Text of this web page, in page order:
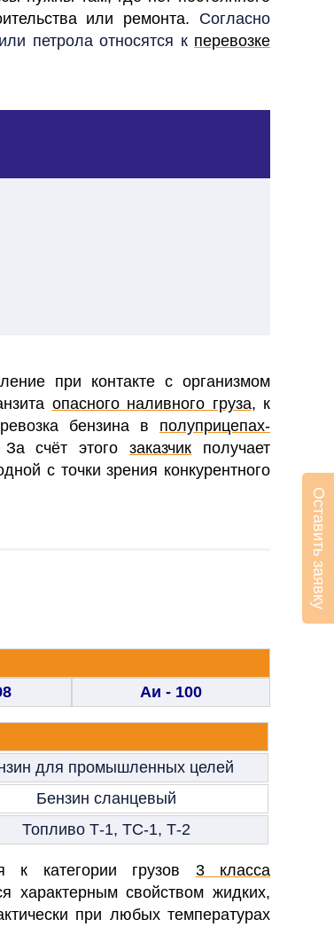
или ремонта. Согласно
петрола относятся к перевозке
при контакте с организмом
опасного наливного груза, к
бензина в полуприцепах-
За счёт этогозаказчик получает
с точки зрения конкурентного
Аи - 100
для промышленных целей
Бензин сланцевый
Топливо Т-1, ТС-1, Т-2
к категории грузов 3 класса
характерным свойством жидких,
при любых температурах
Оставить заявку